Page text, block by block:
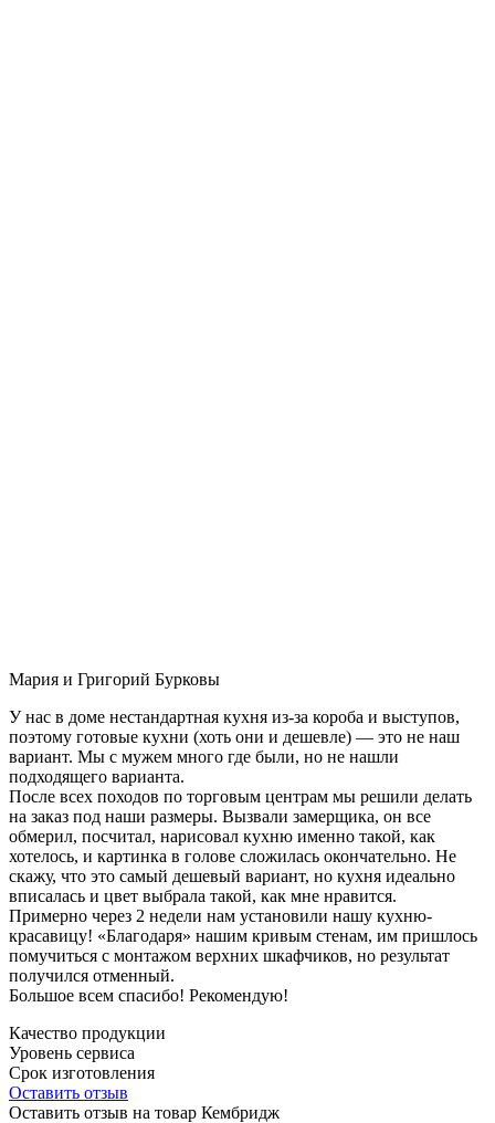
Мария и Григорий Бурковы
У нас в доме нестандартная кухня из-за короба и выступов,
поэтому готовые кухни (хоть они и дешевле) — это не наш
вариант. Мы с мужем много где были, но не нашли
подходящего варианта.
После всех походов по торговым центрам мы решили делать
на заказ под наши размеры. Вызвали замерщика, он все
обмерил, посчитал, нарисовал кухню именно такой, как
хотелось, и картинка в голове сложилась окончательно. Не
скажу, что это самый дешевый вариант, но кухня идеально
вписалась и цвет выбрала такой, как мне нравится.
Примерно через 2 недели нам установили нашу кухню-
красавицу! «Благодаря» нашим кривым стенам, им пришлось
помучиться с монтажом верхних шкафчиков, но результат
получился отменный.
Большое всем спасибо! Рекомендую!
Качество продукции
Уровень сервиса
Срок изготовления
Оставить отзыв
Оставить отзыв на товар Кембридж